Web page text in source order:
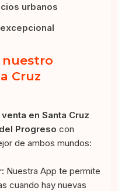
urbanos
nuestro
Cruz
en Santa Cruz
Progreso con
de ambos mundos:
Nuestra App te permite
cuando hay nuevas